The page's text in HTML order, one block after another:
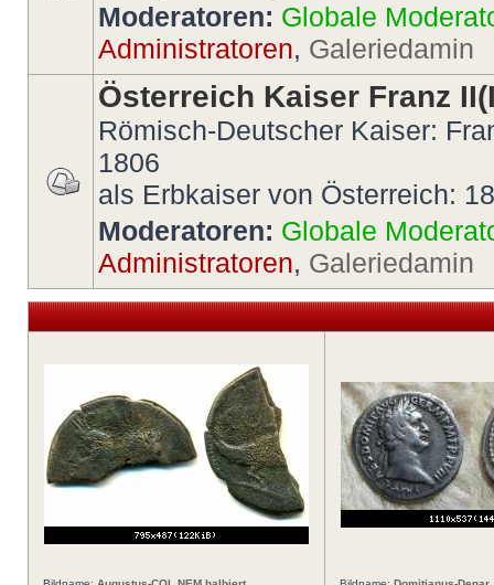
Moderatoren: Globale
Administratoren, Galeriedamin
Österreich Kaiser Franz
Römisch-Deutscher Kaiser:
1806
als Erbkaiser von Österreich:
Moderatoren: Globale
Administratoren, Galeriedamin